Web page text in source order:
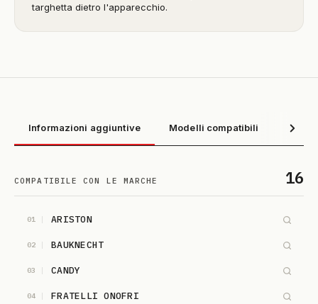
targhetta dietro l'apparecchio.
Informazioni aggiuntive Modelli compatibili
COMPATIBILE CON LE MARCHE 16
01 ARISTON
02 BAUKNECHT
03 CANDY
04 FRATELLI ONOFRI